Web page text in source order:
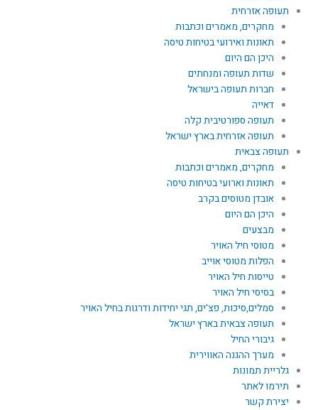
תעופה אזרחית
מחקרים, מאמרים וכתבות
תאונות ואירועי בטיחות טיסה
היכן הם היום
שדות תעופה ומנחתים
חברות תעופה בישראל
דאייה
תעופה ספורטיבית קלה
תעופה אזרחית בארץ ישראל
תעופה צבאית
מחקרים, מאמרים וכתבות
תאונות וארועי בטיחות טיסה
אובדן מטוסים בקרב
היכן הם היום
מבצעים
מטוסי חיל האויר
הפלות מטוסי אוייב
טייסות חיל האויר
בסיסי חיל האויר
סמלים,סיכות, פצ'ים, תגי יחידות ודרגות בחיל האויר
תעופה צבאית בארץ ישראל
גיבורי החיל
מערך ההגנה האווירית
גלריית תמונות
תירמו לאתר
יצירת קשר